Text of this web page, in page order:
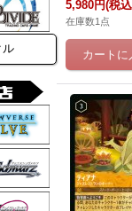
ル
5,980円(税
在庫数1点